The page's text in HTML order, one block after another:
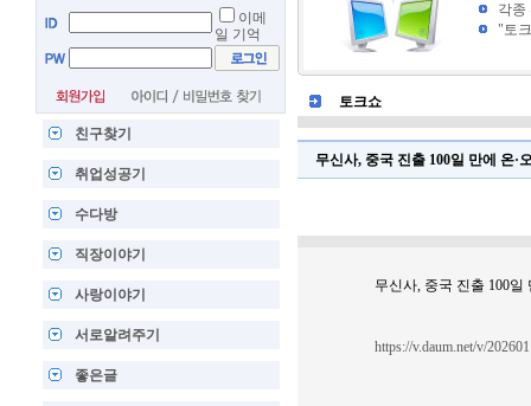
이메
일 기억
친구찾기
취업성공기
수다방
직장이야기
사랑이야기
서로알려주기
좋은글
각종
"토
토크쇼
무신사, 중국 진출 100일 만에 온·
무신사, 중국 진출 100일
https://v.daum.net/v/